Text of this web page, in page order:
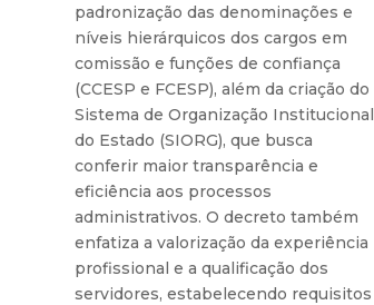
padronização das denominações e
níveis hierárquicos dos cargos em
comissão e funções de confiança
(CCESP e FCESP), além da criação do
Sistema de Organização Institucional
do Estado (SIORG), que busca
conferir maior transparência e
eficiência aos processos
administrativos. O decreto também
enfatiza a valorização da experiência
profissional e a qualificação dos
servidores, estabelecendo requisitos